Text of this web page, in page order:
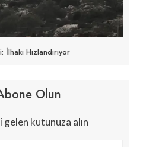
İlhakı Hızlandırıyor
Olun
gelen kutunuza alın